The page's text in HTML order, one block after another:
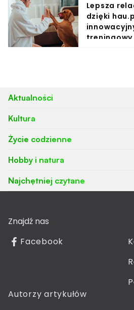
Lepsza
dzięki
treningowy
Aktualności
Kultura
Życie codzienne
Hobby i natura
Najchętniej czytane
Znajdź nas
Facebook
Autorzy artykułów